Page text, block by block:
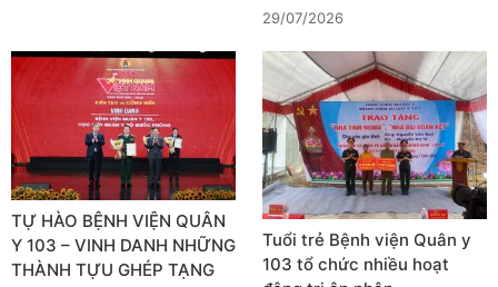
29/07/2026
TỰ HÀO BỆNH VIỆN QUÂN
Y 103 – VINH DANH NHỮNG
THÀNH TỰU GHÉP TẠNG
Tuổi trẻ Bệnh viện Quân y
103 tổ chức nhiều hoạt